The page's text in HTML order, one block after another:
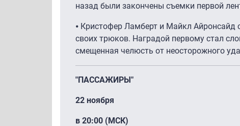
назад были закончены съемки первой
⦁ Кристофер Ламберт и Майкл Айронсайд
своих трюков. Наградой первому стал
смещенная челюсть от неосторожного
"ПАССАЖИРЫ"
22 ноября
в 20:00 (МСК)